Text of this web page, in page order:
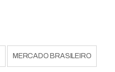
MERCADO BRASILEIRO